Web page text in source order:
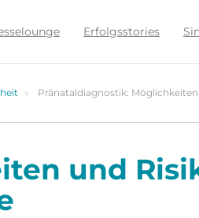
Erfolgsstories
Pränataldiagnostik:
und